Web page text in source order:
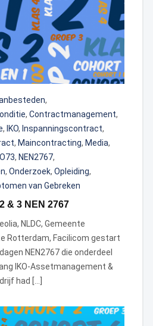
,
, Contractmanagement,
, IKO, Inspanningscontract,
, Maincontracting, Media,
, NEN2767,
, Onderzoek, Opleiding,
van Gebreken
& 3 NEN 2767
NLDC, Gemeente
Rotterdam, Facilicom gestart
NEN2767 die onderdeel
IKO-Assetmanagement &
had […]